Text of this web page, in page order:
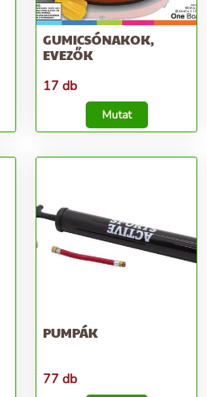
GUMICSÓNAKOK,
EVEZŐK
17 db
Mutat
PUMPÁK
77 db